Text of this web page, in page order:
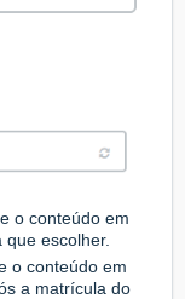
o conteúdo em
escolher.
o conteúdo em
a matrícula do